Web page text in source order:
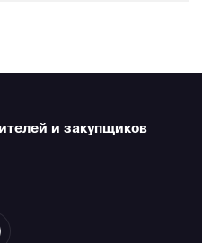
и закупщиков